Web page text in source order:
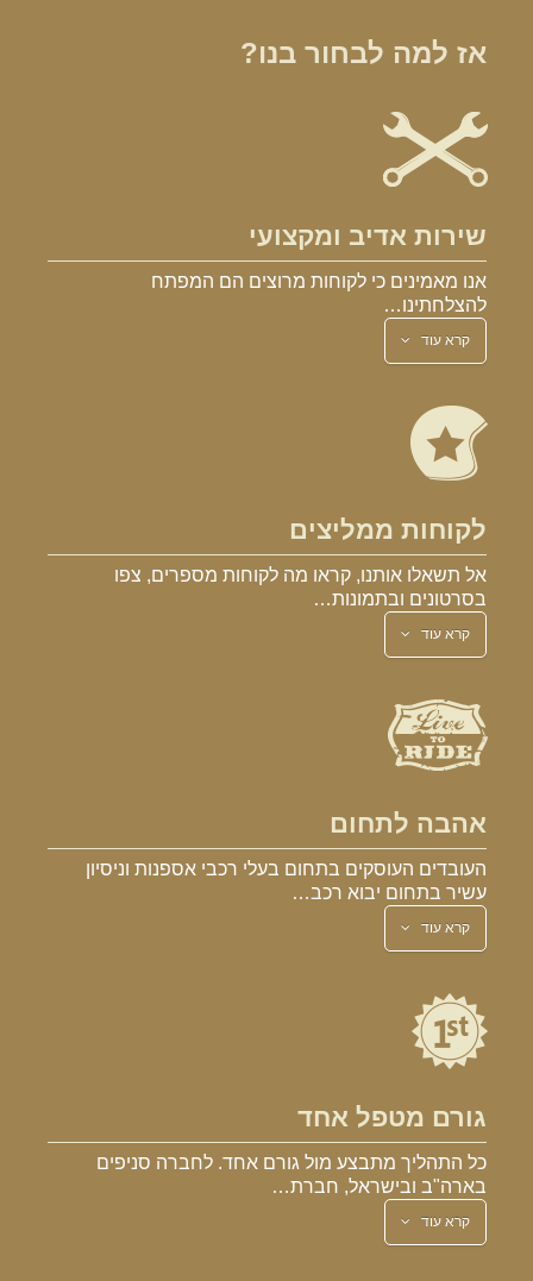
אז למה לבחור בנו?
שירות אדיב ומקצועי
אנו מאמינים כי לקוחות מרוצים הם המפתח
להצלחתינו…
קרא עוד
לקוחות ממליצים
אל תשאלו אותנו, קראו מה לקוחות מספרים, צפו
בסרטונים ובתמונות…
קרא עוד
אהבה לתחום
העובדים העוסקים בתחום בעלי רכבי אספנות וניסיון
עשיר בתחום יבוא רכב…
קרא עוד
גורם מטפל אחד
כל התהליך מתבצע מול גורם אחד. לחברה סניפים
בארה"ב ובישראל, חברת…
קרא עוד